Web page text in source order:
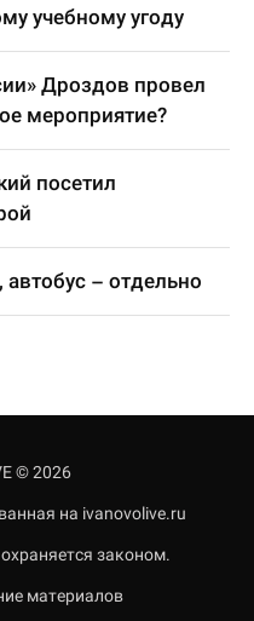
учебному угоду
Дроздов провел
мероприятие?
посетил
– отдельно
© 2026
на ivanovolive.ru
законом.
материалов